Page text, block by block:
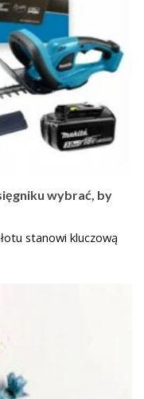
wybrać, by
stanowi kluczową